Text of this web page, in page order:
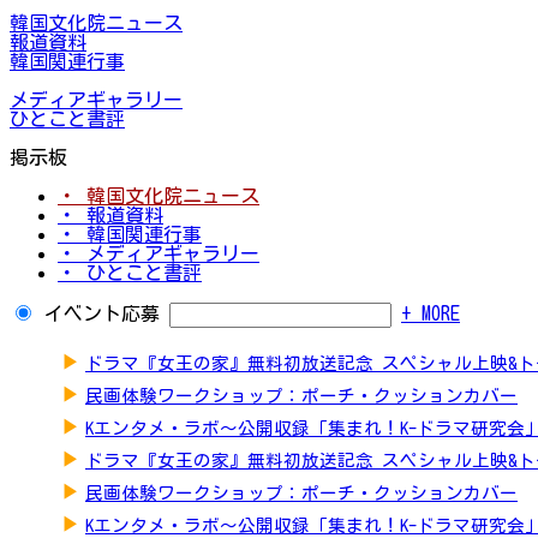
韓国文化院ニュース
報道資料
韓国関連行事
メディアギャラリー
ひとこと書評
掲示板
・ 韓国文化院ニュース
・ 報道資料
・ 韓国関連行事
・ メディアギャラリー
・ ひとこと書評
イベント応募 + MORE
▶ ドラマ『女王の家』無料初放送記念 スペシャル上映&
▶ 民画体験ワークショップ：ポーチ・クッションカバー
▶ Kエンタメ・ラボ～公開収録「集まれ！K-ドラマ研究会」
▶ ドラマ『女王の家』無料初放送記念 スペシャル上映&
▶ 民画体験ワークショップ：ポーチ・クッションカバー
▶ Kエンタメ・ラボ～公開収録「集まれ！K-ドラマ研究会」